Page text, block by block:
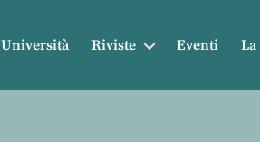
Università Riviste Eventi